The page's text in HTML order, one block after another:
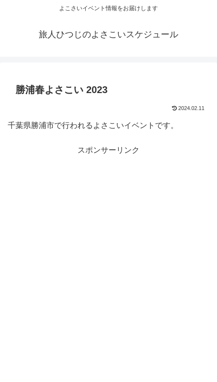
よこさいイベント情報をお届けします
旅人ひつじのよさこいスケジュール
勝浦春よさこい 2023
2024.02.11
千葉県勝浦市で行われるよさこいイベントです。
スポンサーリンク